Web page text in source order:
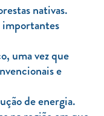
nativas.
importantes
uma vez que
e
de energia.